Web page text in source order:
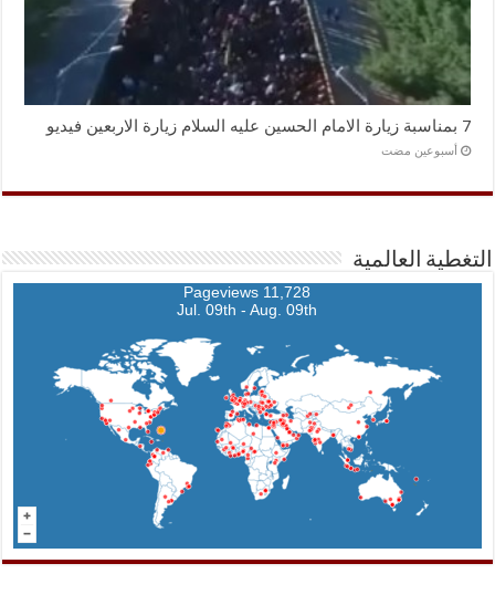
7 بمناسبة زيارة الامام الحسين عليه السلام زيارة الاربعين فيديو
‏أسبوعين مضت
التغطية العالمية
11,728 Pageviews
Jul. 09th - Aug. 09th